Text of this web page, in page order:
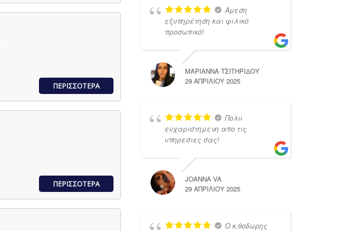
ΠΕΡΙΣΣΟΤΕΡΑ
ΠΕΡΙΣΣΟΤΕΡΑ
Άμεση
εξυπηρέτηση και φιλικό
προσωπικό!
ΜΑΡΙΑΝΝΑ ΤΣΙΤΗΡΙΔΟΥ
29 ΑΠΡΙΛΊΟΥ 2025
Πολυ
ευχαριστημενη απο τις
υπηρεσιες σας!
JOANNA VA
29 ΑΠΡΙΛΊΟΥ 2025
Ο κ.θοδωρης